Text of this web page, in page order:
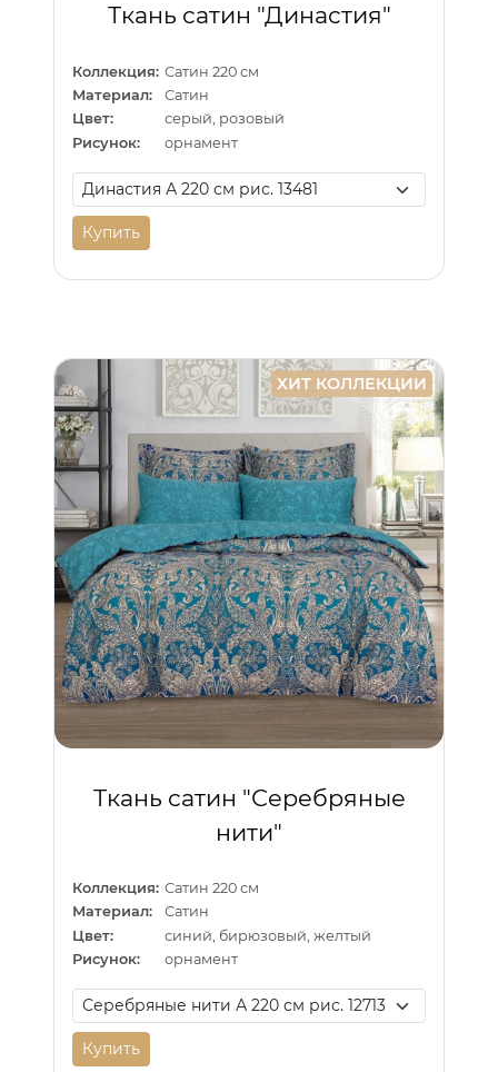
Ткань сатин "Династия"
Коллекция: Сатин 220 см
Материал:
Сатин
Цвет:
серый, розовый
Рисунок:
орнамент
Купить
ХИТ КОЛЛЕКЦИИ
Ткань сатин "Серебряные
нити"
Коллекция: Сатин 220 см
Материал:
Сатин
Цвет:
синий, бирюзовый, желтый
Рисунок:
орнамент
Купить